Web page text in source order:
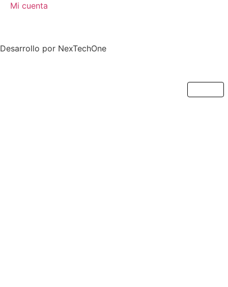
Mi cuenta
Desarrollo por NexTechOne